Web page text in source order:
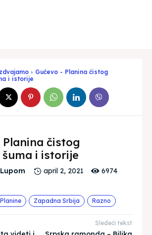
Gučevo - Planina čistog
i istorije
Planina čistog
i istorije
april 2, 2021 6974
Planine Zapadna Srbija Razno
Sledeći tekst